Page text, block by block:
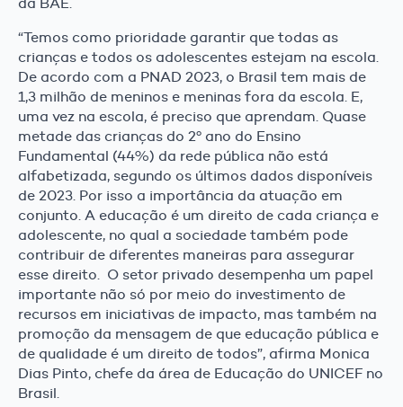
“Temos como prioridade garantir que todas as
crianças e todos os adolescentes estejam na escola.
De acordo com a PNAD 2023, o Brasil tem mais de
1,3 milhão de meninos e meninas fora da escola. E,
uma vez na escola, é preciso que aprendam. Quase
metade das crianças do 2º ano do Ensino
Fundamental (44%) da rede pública não está
alfabetizada, segundo os últimos dados disponíveis
de 2023. Por isso a importância da atuação em
conjunto. A educação é um direito de cada criança e
adolescente, no qual a sociedade também pode
contribuir de diferentes maneiras para assegurar
esse direito. O setor privado desempenha um papel
importante não só por meio do investimento de
recursos em iniciativas de impacto, mas também na
promoção da mensagem de que educação pública e
de qualidade é um direito de todos”, afirma Monica
Dias Pinto, chefe da área de Educação do UNICEF no
Brasil.